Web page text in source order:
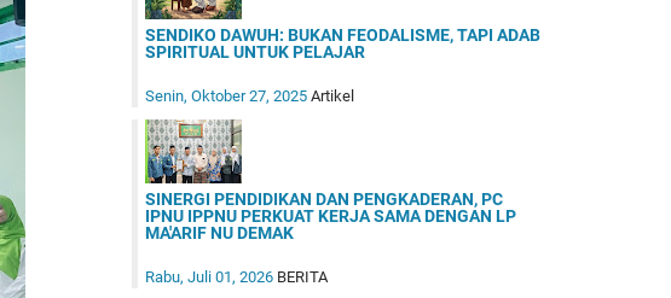
SENDIKO DAWUH: BUKAN FEODALISME, TAPI ADAB
SPIRITUAL UNTUK PELAJAR
Senin, Oktober 27, 2025 Artikel
SINERGI PENDIDIKAN DAN PENGKADERAN, PC
IPNU IPPNU PERKUAT KERJA SAMA DENGAN LP
MA'ARIF NU DEMAK
Rabu, Juli 01, 2026 BERITA